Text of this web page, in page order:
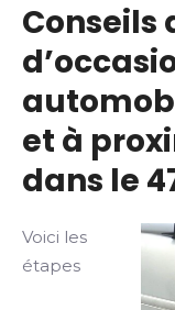
Conseils
et à
dans le
Voici les
étapes